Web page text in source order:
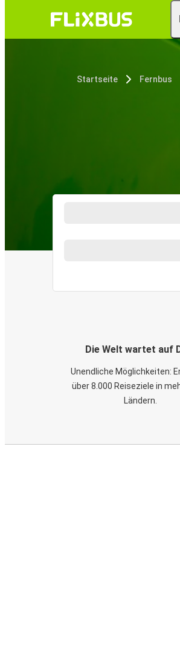
Startseite Fernbus
Die Welt wartet auf
Unendliche Möglichkeiten:
über 8.000 Reiseziele in
Ländern.